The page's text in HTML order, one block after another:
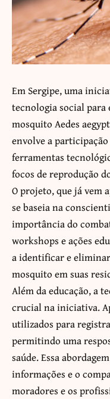
Em Sergipe, uma
tecnologia social
mosquito Aedes
envolve a
ferramentas
focos de reprodução
O projeto, que já vem
se baseia na
importância do
workshops e ações
a identificar e
mosquito em suas
Além da educação, a
crucial na iniciativa.
utilizados para
permitindo uma
saúde. Essa
informações e o
moradores e os